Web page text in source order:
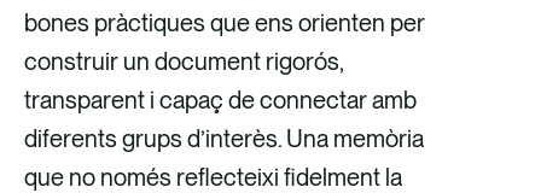
bones pràctiques que ens orienten per
construir un document rigorós,
transparent i capaç de connectar amb
diferents grups d’interès. Una memòria
que no només reflecteixi fidelment la